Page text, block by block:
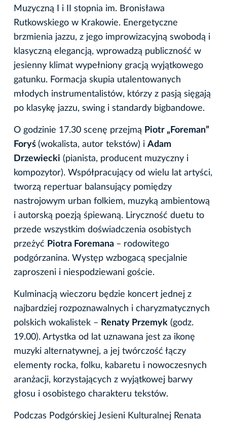
Muzyczną I i II stopnia im. Bronisława
Rutkowskiego w Krakowie. Energetyczne
brzmienia jazzu, z jego improwizacyjną swobodą i
klasyczną elegancją, wprowadzą publiczność w
jesienny klimat wypełniony gracją wyjątkowego
gatunku. Formacja skupia utalentowanych
młodych instrumentalistów, którzy z pasją sięgają
po klasykę jazzu, swing i standardy bigbandowe.
O godzinie 17.30 scenę przejmą Piotr „Foreman”
Foryś (wokalista, autor tekstów) i Adam
Drzewiecki (pianista, producent muzyczny i
kompozytor). Współpracujący od wielu lat artyści,
tworzą repertuar balansujący pomiędzy
nastrojowym urban folkiem, muzyką ambientową
i autorską poezją śpiewaną. Liryczność duetu to
przede wszystkim doświadczenia osobistych
przeżyć Piotra Foremana – rodowitego
podgórzanina. Występ wzbogacą specjalnie
zaproszeni i niespodziewani goście.
Kulminacją wieczoru będzie koncert jednej z
najbardziej rozpoznawalnych i charyzmatycznych
polskich wokalistek – Renaty Przemyk (godz.
19.00). Artystka od lat uznawana jest za ikonę
muzyki alternatywnej, a jej twórczość łączy
elementy rocka, folku, kabaretu i nowoczesnych
aranżacji, korzystających z wyjątkowej barwy
głosu i osobistego charakteru tekstów.
Podczas Podgórskiej Jesieni Kulturalnej Renata